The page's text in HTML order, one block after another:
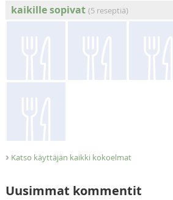
kaikille sopivat (5 reseptiä)
› Katso käyttäjän kaikki kokoelmat
Uusimmat kommentit